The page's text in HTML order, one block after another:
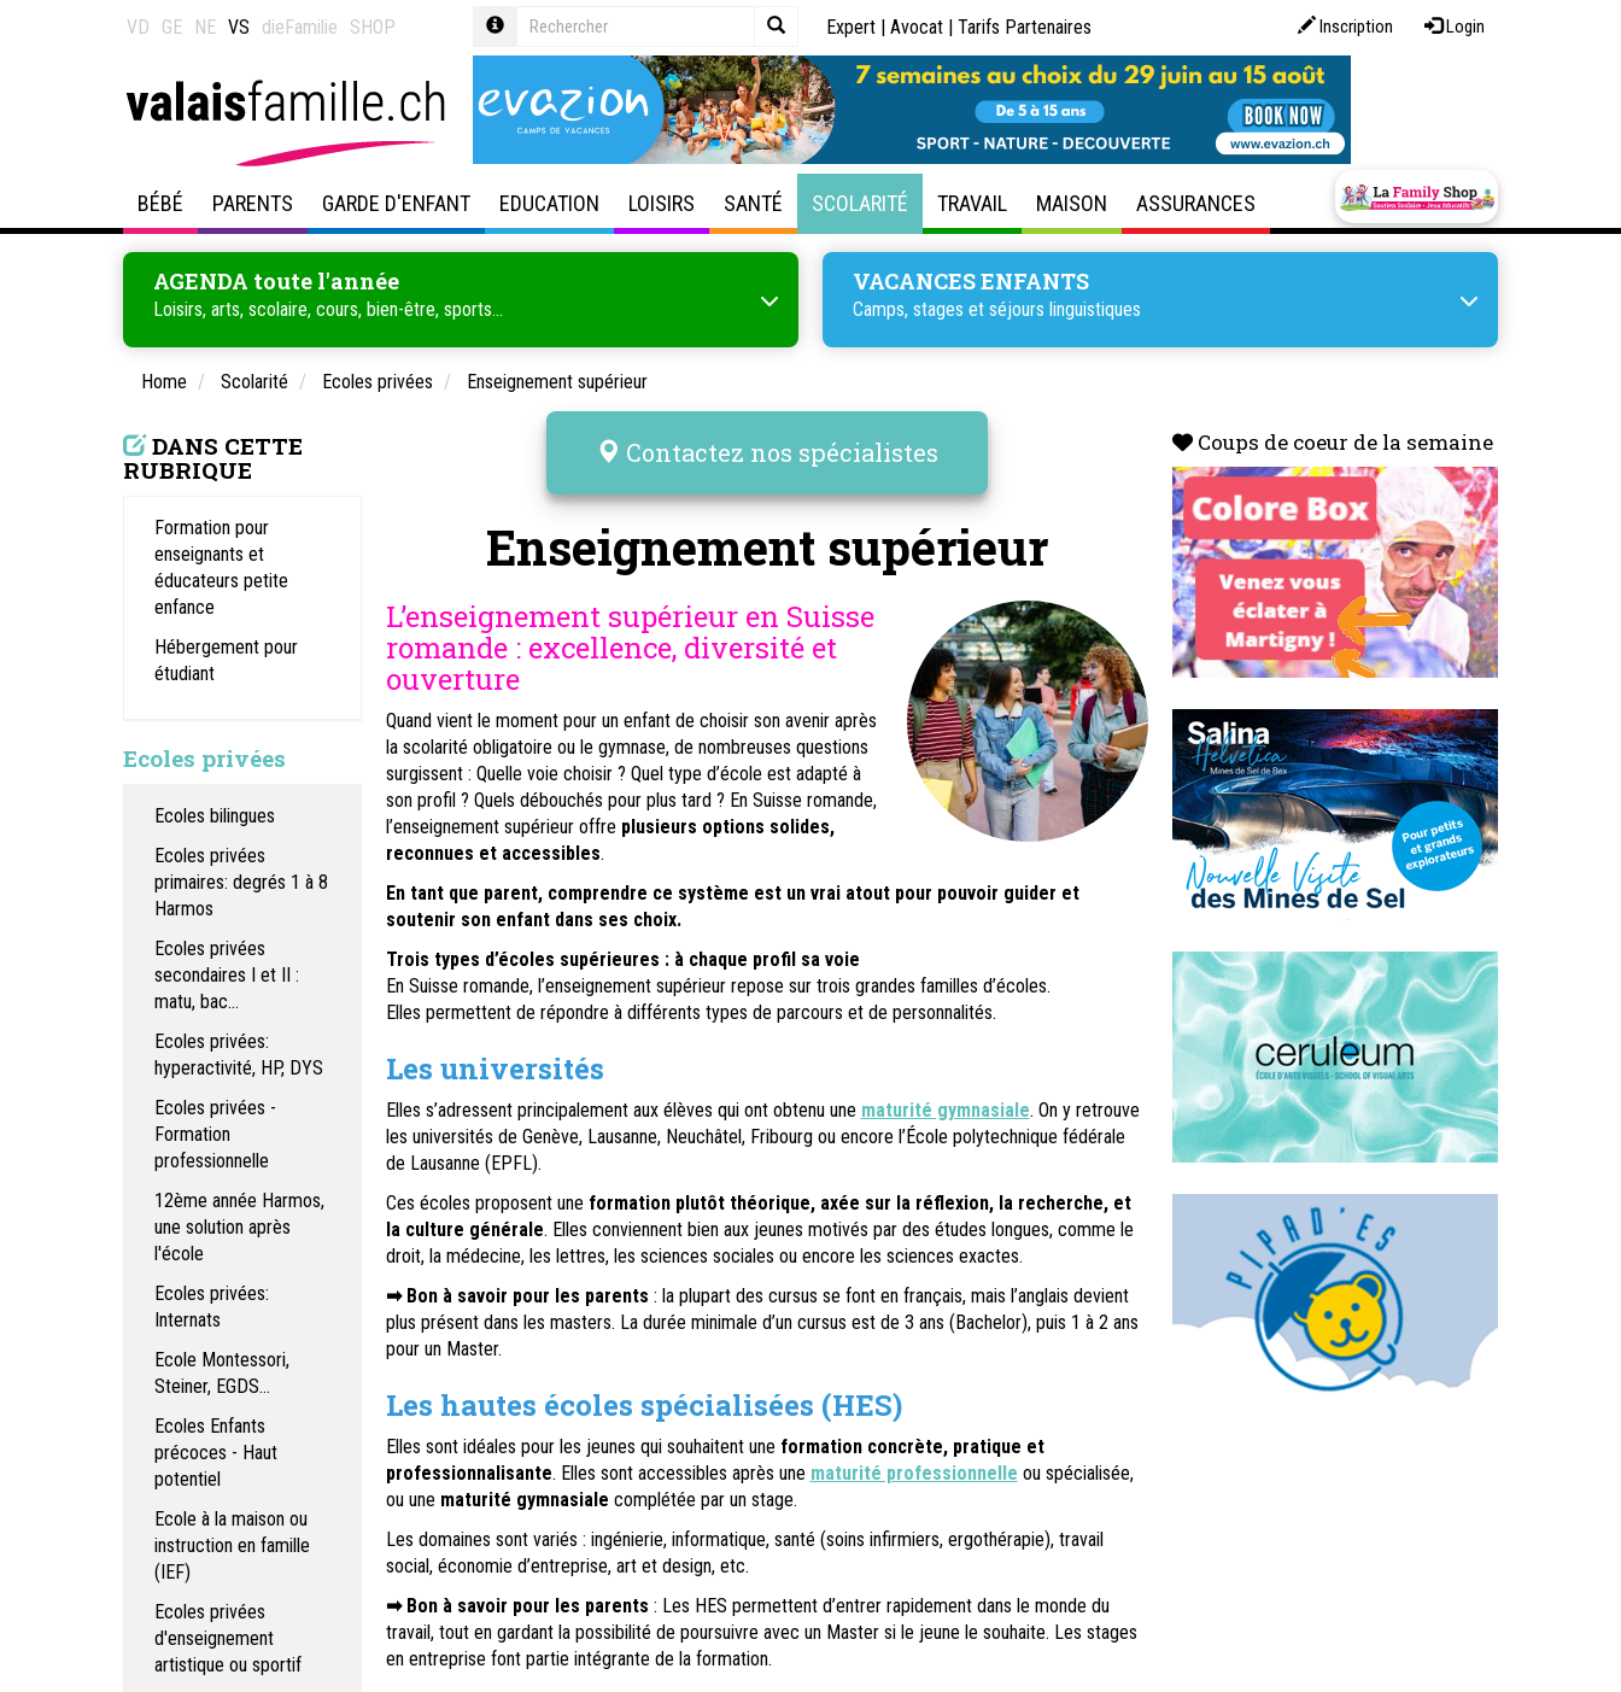
VD GE NE VS dieFamilie SHOP Inscription Login
Expert | Avocat | Tarifs Partenaires
BÉBÉ PARENTS GARDE D'ENFANT EDUCATION LOISIRS SANTÉ SCOLARITÉ TRAVAIL MAISON ASSURANCES
AGENDA toute l'année
Loisirs, arts, scolaire, cours, bien-être, sports...
VACANCES ENFANTS
Camps, stages et séjours linguistiques
Home Scolarité Ecoles privées Enseignement supérieur
DANS CETTE
RUBRIQUE
Formation pour
enseignants et
éducateurs petite
enfance
Hébergement pour
étudiant
Ecoles privées
Ecoles bilingues
Ecoles privées
primaires: degrés 1 à 8
Harmos
Ecoles privées
secondaires I et II :
matu, bac...
Ecoles privées:
hyperactivité, HP, DYS
Ecoles privées -
Formation
professionnelle
12ème année Harmos,
une solution après
l'école
Ecoles privées:
Internats
Ecole Montessori,
Steiner, EGDS...
Ecoles Enfants
précoces - Haut
potentiel
Ecole à la maison ou
instruction en famille
(IEF)
Ecoles privées
d'enseignement
artistique ou sportif
Contactez nos spécialistes
Enseignement supérieur
L’enseignement supérieur en Suisse
romande : excellence, diversité et
ouverture
Quand vient le moment pour un enfant de choisir son avenir après
la scolarité obligatoire ou le gymnase, de nombreuses questions
surgissent : Quelle voie choisir ? Quel type d’école est adapté à
son profil ? Quels débouchés pour plus tard ? En Suisse romande,
l’enseignement supérieur offre plusieurs options solides,
reconnues et accessibles.
En tant que parent, comprendre ce système est un vrai atout pour pouvoir guider et
soutenir son enfant dans ses choix.
Trois types d’écoles supérieures : à chaque profil sa voie
En Suisse romande, l’enseignement supérieur repose sur trois grandes familles d’écoles.
Elles permettent de répondre à différents types de parcours et de personnalités.
Les universités
Elles s’adressent principalement aux élèves qui ont obtenu une maturité gymnasiale. On y retrouve
les universités de Genève, Lausanne, Neuchâtel, Fribourg ou encore l’École polytechnique fédérale
de Lausanne (EPFL).
Ces écoles proposent une formation plutôt théorique, axée sur la réflexion, la recherche, et
la culture générale. Elles conviennent bien aux jeunes motivés par des études longues, comme le
droit, la médecine, les lettres, les sciences sociales ou encore les sciences exactes.
➡ Bon à savoir pour les parents : la plupart des cursus se font en français, mais l’anglais devient
plus présent dans les masters. La durée minimale d’un cursus est de 3 ans (Bachelor), puis 1 à 2 ans
pour un Master.
Les hautes écoles spécialisées (HES)
Elles sont idéales pour les jeunes qui souhaitent une formation concrète, pratique et
professionnalisante. Elles sont accessibles après une maturité professionnelle ou spécialisée,
ou une maturité gymnasiale complétée par un stage.
Les domaines sont variés : ingénierie, informatique, santé (soins infirmiers, ergothérapie), travail
social, économie d’entreprise, art et design, etc.
➡ Bon à savoir pour les parents : Les HES permettent d’entrer rapidement dans le monde du
travail, tout en gardant la possibilité de poursuivre avec un Master si le jeune le souhaite. Les stages
en entreprise font partie intégrante de la formation.
Coups de coeur de la semaine